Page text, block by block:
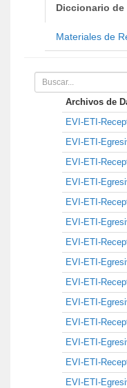
Diccionario de
Materiales de
Archivos de
EVI-ETI-
EVI-ETI-
EVI-ETI-
EVI-ETI-
EVI-ETI-
EVI-ETI-
EVI-ETI-
EVI-ETI-
EVI-ETI-
EVI-ETI-
EVI-ETI-
EVI-ETI-
EVI-ETI-
EVI-ETI-